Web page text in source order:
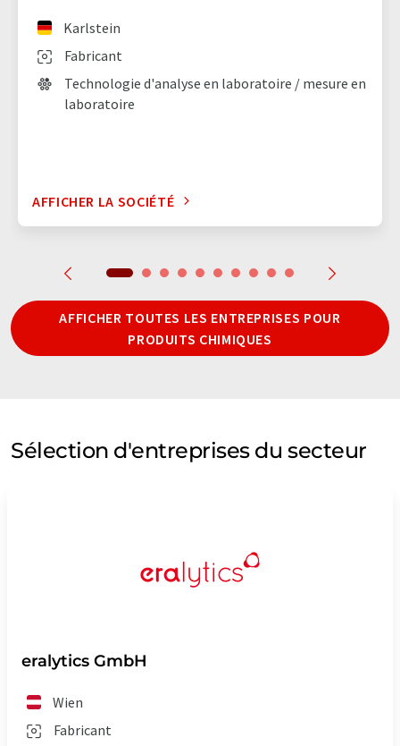
Fabricant
Karlstein
Technologie d'analyse en laboratoire / mesure en
laboratoire
AFFICHER LA SOCIÉTÉ
AFFICHER TOUTES LES ENTREPRISES POUR
PRODUITS CHIMIQUES
Sélection d'entreprises du secteur
eralytics GmbH
Wien
Fabricant